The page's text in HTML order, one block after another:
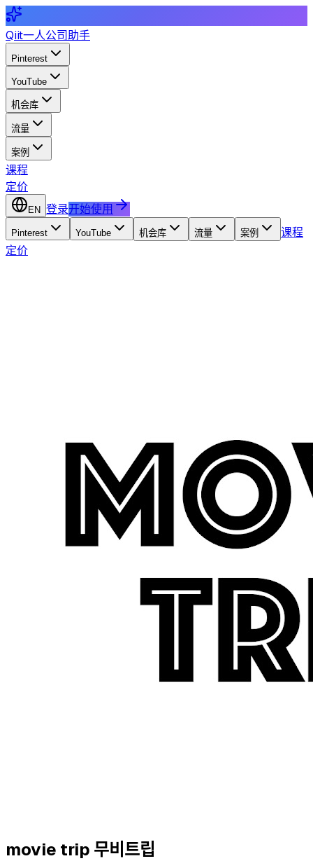
Qiit一人公司助手
Pinterest
YouTube
机会库
流量
案例
课程
定价
EN 登录开始使用
Pinterest YouTube 机会库 流量 案例
课程
定价
movie trip 무비트립